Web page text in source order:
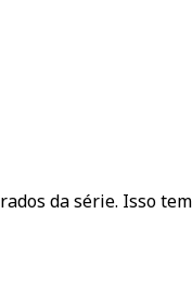
da série. Isso